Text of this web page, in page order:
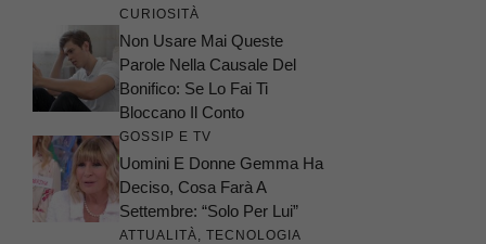
CURIOSITÀ
Non Usare Mai Queste
Parole Nella Causale Del
Bonifico: Se Lo Fai Ti
Bloccano Il Conto
GOSSIP E TV
Uomini E Donne Gemma Ha
Deciso, Cosa Farà A
Settembre: “Solo Per Lui”
ATTUALITÀ TECNOLOGIA